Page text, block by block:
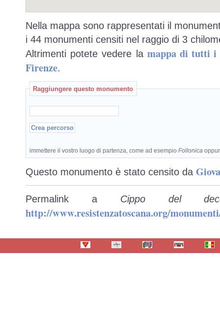
Nella mappa sono rappresentati il
i 44 monumenti censiti nel raggio di 3
Altrimenti potete vedere la mappa di tutti i
Firenze.
Raggiungere questo monumento
immettere il vostro luogo di partenza, come ad esempio Follonica
Questo monumento è stato censito da
Permalink a Cippo del
http://www.resistenzatoscana.org/